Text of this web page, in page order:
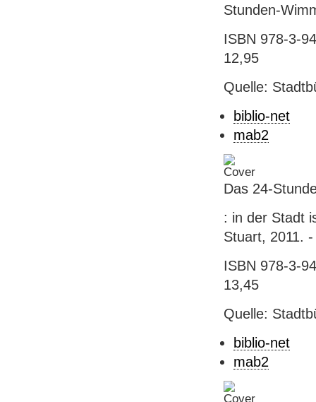
Stunden-
ISBN 978-3-
12,95
Quelle:
biblio-net
mab2
Das 24-
: in der Stadt
Stuart, 2011.
ISBN 978-3-
13,45
Quelle:
biblio-net
mab2